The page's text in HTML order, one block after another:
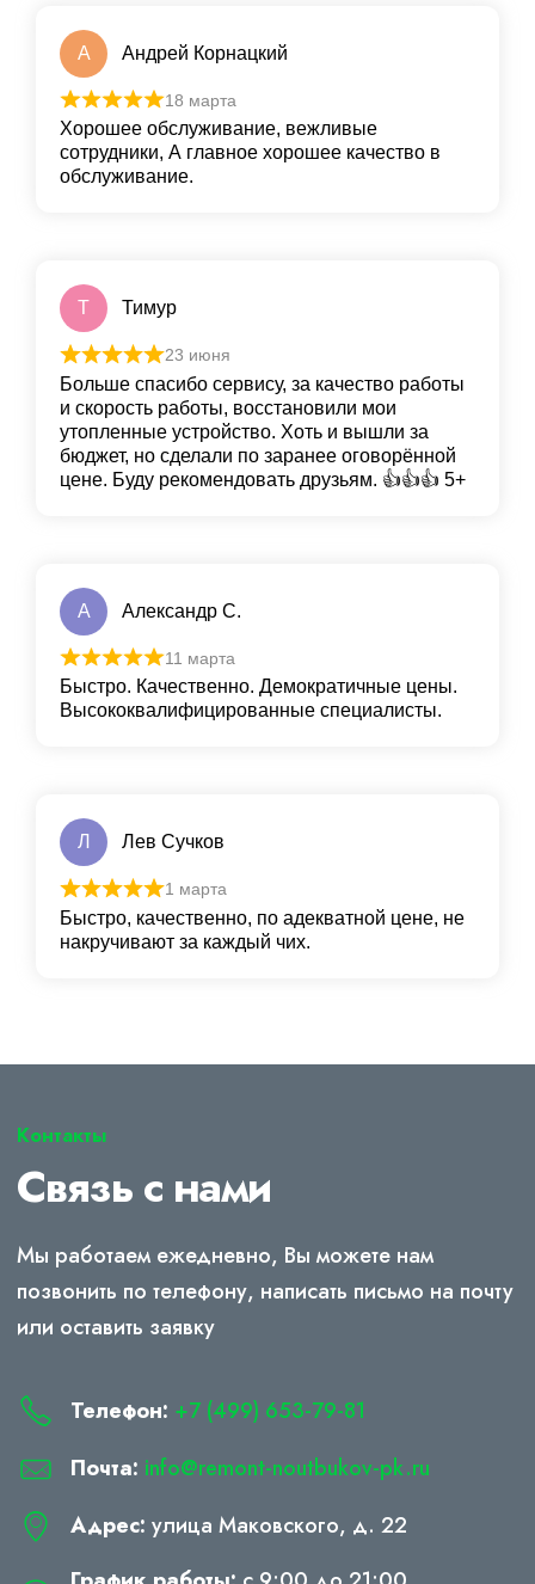
А Андрей Корнацкий
18 марта
Хорошее обслуживание, вежливые
сотрудники, А главное хорошее качество в
обслуживание.
Т Тимур
23 июня
Больше спасибо сервису, за качество работы
и скорость работы, восстановили мои
утопленные устройство. Хоть и вышли за
бюджет, но сделали по заранее оговорённой
цене. Буду рекомендовать друзьям. 👍👍👍 5+
А Александр С.
11 марта
Быстро. Качественно. Демократичные цены.
Высококвалифицированные специалисты.
Л Лев Сучков
1 марта
Быстро, качественно, по адекватной цене, не
накручивают за каждый чих.
Контакты
Связь с нами
Мы работаем ежедневно, Вы можете нам
позвонить по телефону, написать письмо на почту
или оставить заявку
Телефон: +7 (499) 653-79-81
Почта: info@remont-noutbukov-pk.ru
Адрес: улица Маковского, д. 22